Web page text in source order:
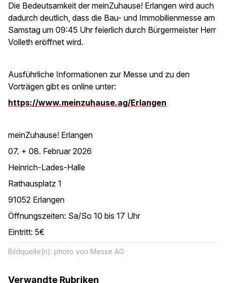
Die Bedeutsamkeit der meinZuhause! Erlangen wird auch
dadurch deutlich, dass die Bau- und Immobilienmesse am
Samstag um 09:45 Uhr feierlich durch Bürgermeister Herr
Volleth eröffnet wird.
Ausführliche Informationen zur Messe und zu den
Vorträgen gibt es online unter:
https://www.meinzuhause.ag/Erlangen
meinZuhause! Erlangen
07. + 08. Februar 2026
Heinrich-Lades-Halle
Rathausplatz 1
91052 Erlangen
Öffnungszeiten: Sa/So 10 bis 17 Uhr
Eintritt: 5€
Bildquelle(n): photo von Messe AG
Verwandte Rubriken